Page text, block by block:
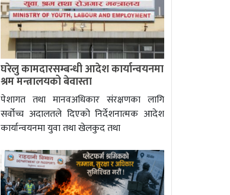
घरेलु कामदारसम्बन्धी आदेश कार्यान्वयनमा
श्रम मन्त्रालयको बेवास्ता
पेशागत तथा मानवअधिकार संरक्षणका लागि
सर्वोच्च अदालतले दिएको निर्देशनात्मक आदेश
कार्यान्वयनमा युवा तथा खेलकुद तथा